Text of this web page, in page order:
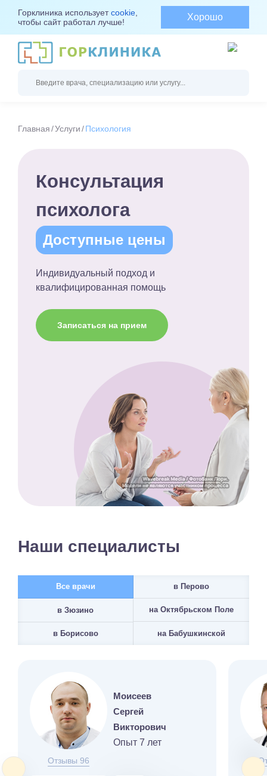
Горклиника используетcookie
чтобы сайт работал лучше!
Хорошо
Главная Услуги Психология
Консультация
психолога
Доступные цены
Индивидуальный подход и
квалифицированная помощь
Записаться на прием
Наши специалисты
Все врачи в Перово
в Зюзино на Октябрьском Поле
в Борисово на Бабушкинской
Отзывы 96
Моисеев
Сергей
Викторович
Опыт 7 лет